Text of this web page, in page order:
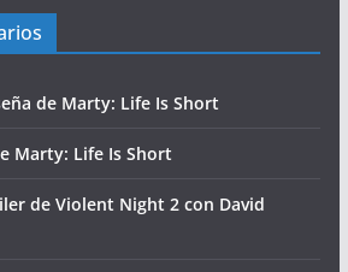
de Marty: Life Is Short
Marty: Life Is Short
de Violent Night 2 con David